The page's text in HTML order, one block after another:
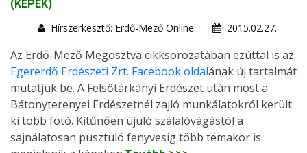
(KÉPEK)
Hírszerkesztő: Erdő-Mező Online
2015.02.27.
Az Erdő-Mező Megosztva cikksorozatában ezúttal is az
Egererdő Erdészeti Zrt. Facebook oldalának új tartalmát
mutatjuk be. A Felsőtárkányi Erdészet után most a
Bátonyterenyei Erdészetnél zajló munkálatokról került
ki több fotó. Kitűnően újuló szálalóvágástól a
sajnálatosan pusztuló fenyvesig több témakör is